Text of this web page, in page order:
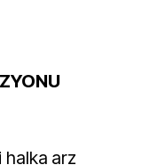
halka arz